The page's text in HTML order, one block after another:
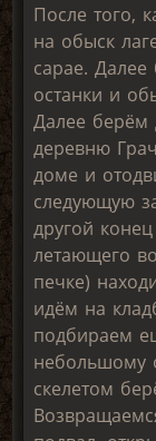
После того,
на обыск
сарае.
останки и
Далее берём
деревню
доме и
следующую
другой
летающего
печке)
идём на
подбираем
небольшому
скелетом